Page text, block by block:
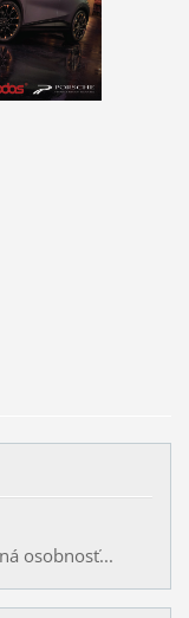
osobnosť...